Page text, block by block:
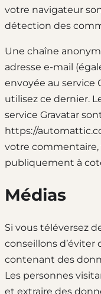
votre navigateur
détection des
Une chaîne
adresse e-mail
envoyée au service
utilisez ce dernier.
service Gravatar
https://
votre commentaire,
publiquement à
Médias
Si vous téléversez
conseillons d’éviter
contenant des
Les personnes
et extraire des